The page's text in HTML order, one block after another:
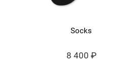
Socks
8 400 ₽